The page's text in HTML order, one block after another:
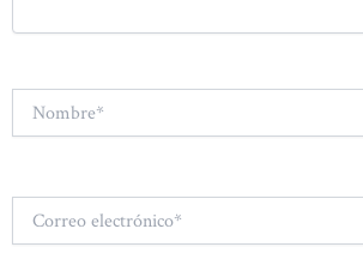
electrónico*